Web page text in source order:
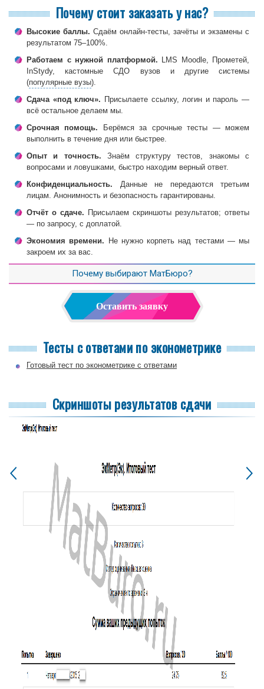
Почему стоит заказать у нас?
Высокие баллы. Сдаём онлайн-тесты, зачёты и экзамены с
результатом 75–100%.
Работаем с нужной платформой. LMS Moodle, Прометей,
InStydy, кастомные СДО вузов и другие системы
(популярные вузы).
Сдача «под ключ». Присылаете ссылку, логин и пароль —
всё остальное делаем мы.
Срочная помощь. Берёмся за срочные тесты — можем
выполнить в течение дня или быстрее.
Опыт и точность. Знаём структуру тестов, знакомы с
вопросами и ловушками, быстро находим верный ответ.
Конфиденциальность. Данные не передаются третьим
лицам. Анонимность и безопасность гарантированы.
Отчёт о сдаче. Присылаем скриншоты результатов; ответы
— по запросу, с доплатой.
Экономия времени. Не нужно корпеть над тестами — мы
закроем их за вас.
Почему выбирают МатБюро?
Оставить заявку
Тесты с ответами по эконометрике
Готовый тест по эконометрике с ответами
Скриншоты результатов сдачи